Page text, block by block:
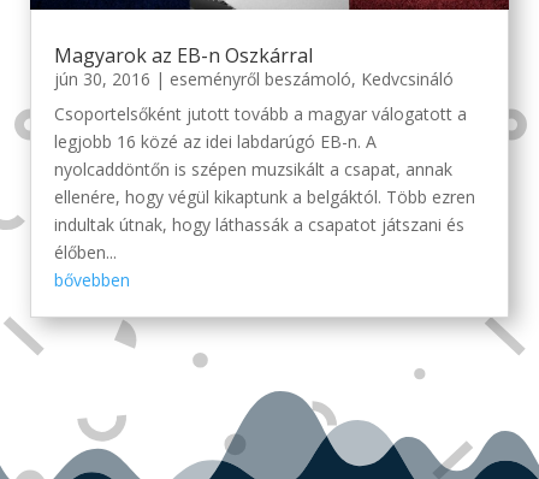
Magyarok az EB-n Oszkárral
jún 30, 2016 | eseményről beszámoló, Kedvcsináló
Csoportelsőként jutott tovább a magyar válogatott a
legjobb 16 közé az idei labdarúgó EB-n. A
nyolcaddöntőn is szépen muzsikált a csapat, annak
ellenére, hogy végül kikaptunk a belgáktól. Több ezren
indultak útnak, hogy láthassák a csapatot játszani és
élőben...
bővebben